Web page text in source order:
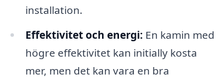
installation.
Effektivitet och energi: En kamin med
högre effektivitet kan initially kosta
mer, men det kan vara en bra